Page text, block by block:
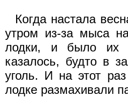
Когда настала
утром из-за мыса
лодки, и было их
казалось, будто в
уголь. И на этот
лодке размахивали